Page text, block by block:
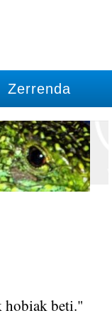
Zerrenda
hobiak beti."